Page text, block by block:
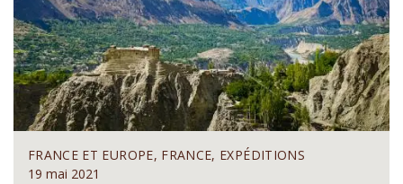
FRANCE ET EUROPE, FRANCE, EXPÉDITIONS
19 mai 2021